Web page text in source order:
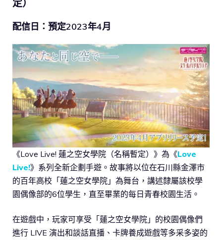
定）
配信日：預定2023年4月
《Love Live! 蓮之空女學院（名稱暫定）》為《Love
Live!》系列全新企劃手遊。故事將以位在石川縣金澤市
的百年高校「蓮之空女學院」為舞台，講述隸屬該校學
園偶像部的6位學生，直至畢業的每日青春校園生活。
在遊戲中，玩家可享受「蓮之空女學院」的校園偶像們
進行 LIVE 演出和談話直播、卡牌養成遊戲等多采多姿的